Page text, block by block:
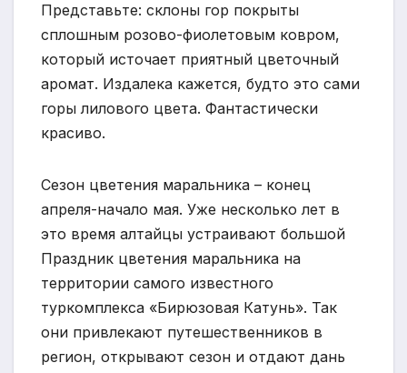
Представьте: склоны гор покрыты
сплошным розово-фиолетовым ковром,
который источает приятный цветочный
аромат. Издалека кажется, будто это сами
горы лилового цвета. Фантастически
красиво.
Сезон цветения маральника – конец
апреля-начало мая. Уже несколько лет в
это время алтайцы устраивают большой
Праздник цветения маральника на
территории самого известного
туркомплекса «Бирюзовая Катунь». Так
они привлекают путешественников в
регион, открывают сезон и отдают дань